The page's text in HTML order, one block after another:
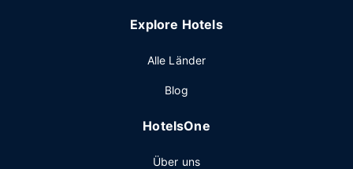
Explore Hotels
Alle Länder
Blog
HotelsOne
Über uns